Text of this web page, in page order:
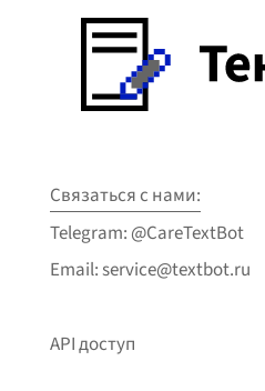
Связаться с нами:
Telegram: @CareTextBot
Email: service@textbot.ru
API доступ